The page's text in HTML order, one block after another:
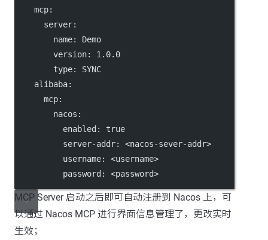
mcp:
server:
name: Demo
version: 1.0.0
type: SYNC
alibaba:
mcp:
nacos :
enabled : true
server-addr: <nacos-sever-addr>
username: <username>
password : <password>
MCP Server 启动之后即可自动注册到 Nacos 上，可
以通过 Nacos MCP 进行界面信息管理了，更改实时
生效；